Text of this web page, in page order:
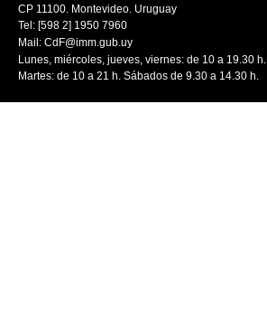
CP 11100. Montevideo. Uruguay
Tel: [598 2] 1950 7960
Mail: CdF@imm.gub.uy
Lunes, miércoles, jueves, viernes: de 10 a 19.30 h.
Martes: de 10 a 21 h. Sábados de 9.30 a 14.30 h.